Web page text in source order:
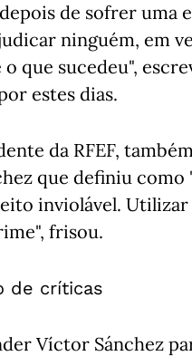
de sofrer uma
ninguém, em
que sucedeu",
estes dias.
da RFEF,
que definiu como
inviolável.
frisou.
de críticas
Víctor Sánchez